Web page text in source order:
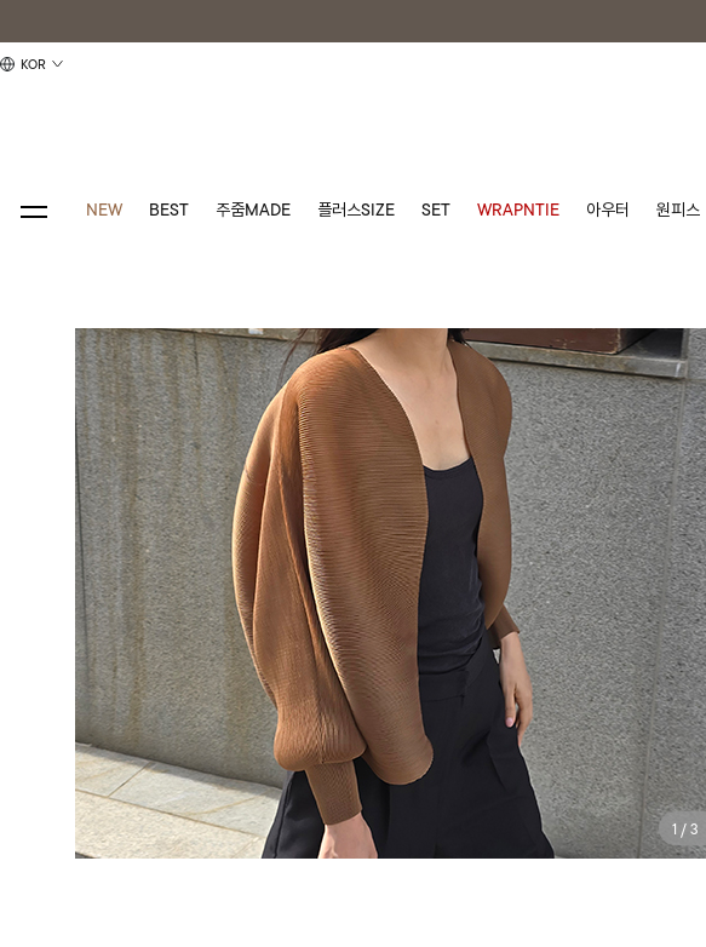
KOR
NEW BEST 주줌MADE 플러스SIZE SET WRAPNTIE 아우터 원피스
1 /3